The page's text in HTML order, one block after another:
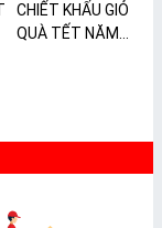
CHIẾT KHẤU GIỎ
QUÀ TẾT NĂM